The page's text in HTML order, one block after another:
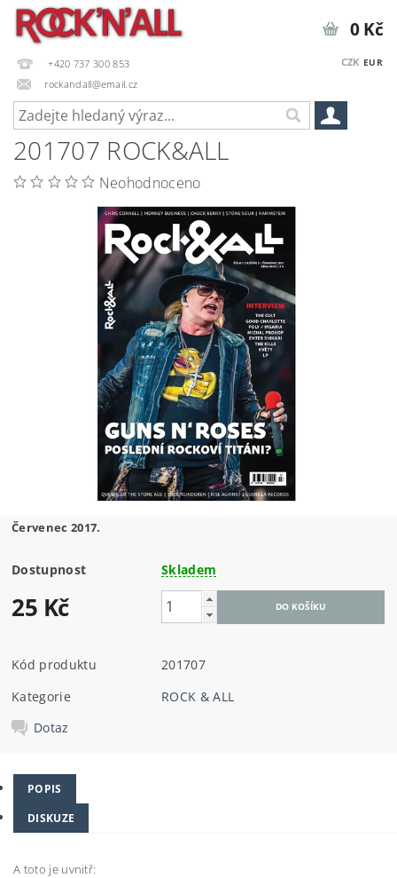
+420 737 300 853
rockandall@email.cz
CZK EUR
0 Kč
201707 ROCK&ALL
Neohodnoceno
Červenec 2017.
Dostupnost Skladem
25 Kč
Kód produktu
201707
Kategorie
ROCK & ALL
Dotaz
POPIS
DISKUZE
A toto je uvnitř: